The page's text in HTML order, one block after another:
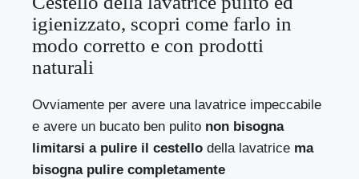
igienizzato, scopri come farlo in
modo corretto e con prodotti
naturali
Ovviamente per avere una lavatrice impeccabile
e avere un bucato ben pulito non bisogna
limitarsi a pulire il cestello della lavatrice ma
bisogna pulire completamente